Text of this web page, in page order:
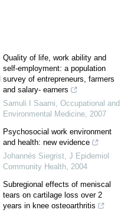
Quality of life, work ability and
self-employment: a population
survey of entrepreneurs, farmers
and salary- earners
Samuli I Saarni, Occupational and
Environmental Medicine, 2007
Psychosocial work environment
and health: new evidence
Johannés Siegrist, J Epidemiol
Community Health, 2004
Subregional effects of meniscal
tears on cartilage loss over 2
years in knee osteoarthritis